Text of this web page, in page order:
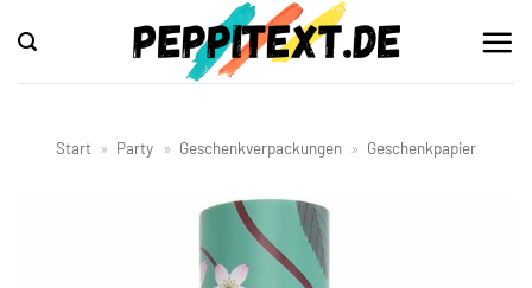
Inhalt
springen
Start » Party » Geschenkverpackungen » Geschenkpapier